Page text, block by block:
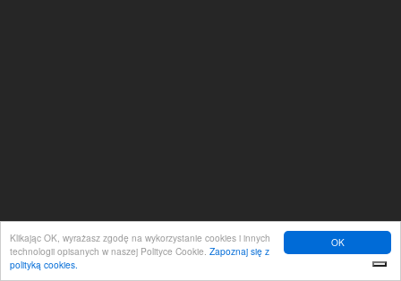
OK
Klikając OK, wyrażasz zgodę na wykorzystanie cookies i innych
technologii opisanych w naszej Polityce Cookie. Zapoznaj się z
polityką cookies.